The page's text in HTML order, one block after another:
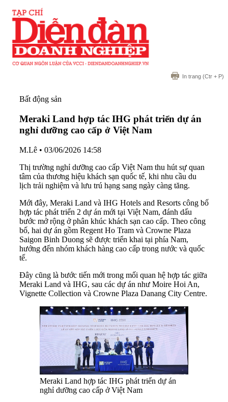
In trang (Ctr + P)
Bất động sản
Meraki Land hợp tác IHG phát triển dự án
nghỉ dưỡng cao cấp ở Việt Nam
M.Lê • 03/06/2026 14:58
Thị trường nghỉ dưỡng cao cấp Việt Nam thu hút sự quan
tâm của thương hiệu khách sạn quốc tế, khi nhu cầu du
lịch trải nghiệm và lưu trú hạng sang ngày càng tăng.
Mới đây, Meraki Land và IHG Hotels and Resorts công bố
hợp tác phát triển 2 dự án mới tại Việt Nam, đánh dấu
bước mở rộng ở phân khúc khách sạn cao cấp. Theo công
bố, hai dự án gồm Regent Ho Tram và Crowne Plaza
Saigon Binh Duong sẽ được triển khai tại phía Nam,
hướng đến nhóm khách hàng cao cấp trong nước và quốc
tế.
Đây cũng là bước tiến mới trong mối quan hệ hợp tác giữa
Meraki Land và IHG, sau các dự án như Moire Hoi An,
Vignette Collection và Crowne Plaza Danang City Centre.
Meraki Land hợp tác IHG phát triển dự án
nghỉ dưỡng cao cấp ở Việt Nam